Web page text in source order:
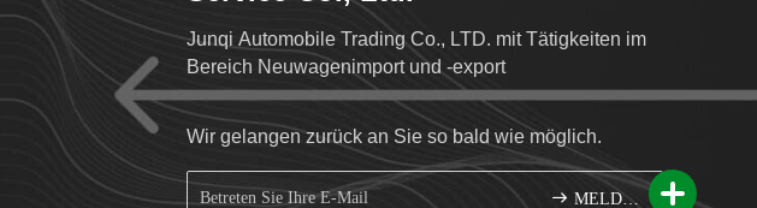
Junqi Automobile Trading Co., LTD. mit Tätigkeiten im
Bereich Neuwagenimport und -export
Wir gelangen zurück an Sie so bald wie möglich.
MELDEN SIE SICH AN